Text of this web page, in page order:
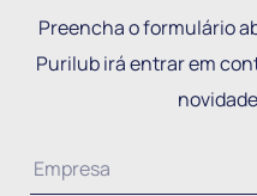
Preencha o formulário
Purilub irá entrar em